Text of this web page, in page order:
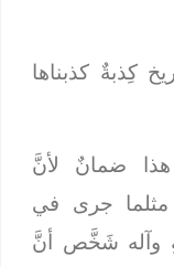
كِذبةٌ كذبناها
هذا ضمانٌ لأنَّ
جرى في
وآله شَخَّص أنَّ